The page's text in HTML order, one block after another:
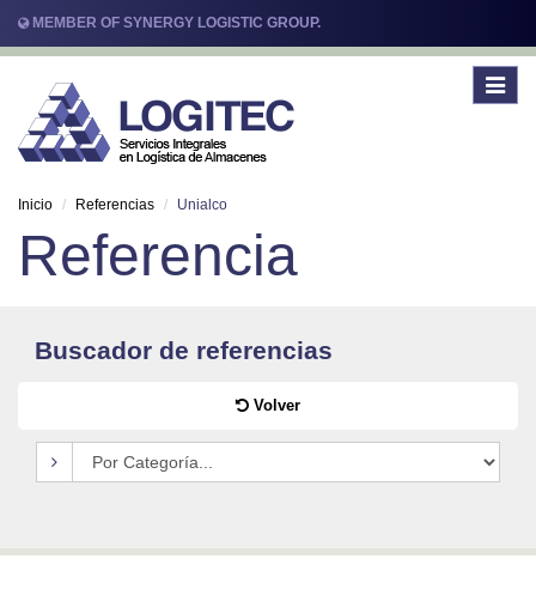
MEMBER OF SYNERGY LOGISTIC GROUP.
Toggle
Inicio Referencias Unialco
Referencia
Buscador de referencias
Volver